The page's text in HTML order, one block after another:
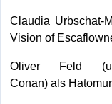
Claudia Urbschat-
Vision of
Oliver Feld
Conan) als